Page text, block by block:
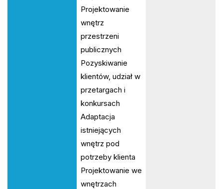
Projektowanie
wnętrz
przestrzeni
publicznych
Pozyskiwanie
klientów, udział w
przetargach i
konkursach
Adaptacja
istniejących
wnętrz pod
potrzeby klienta
Projektowanie we
wnętrzach